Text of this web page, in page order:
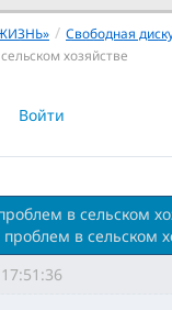
/ Свободная
хозяйстве
Войти
в сельском
в сельском